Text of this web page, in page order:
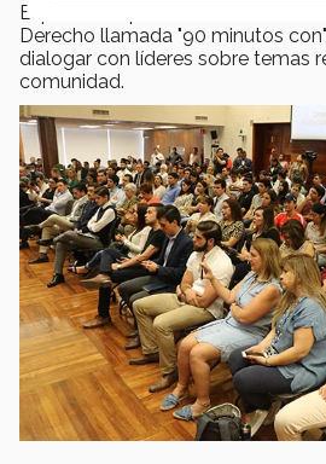
El panel fue parte de la iniciativa
Derecho llamada "90 minutos
dialogar con líderes sobre temas
comunidad.